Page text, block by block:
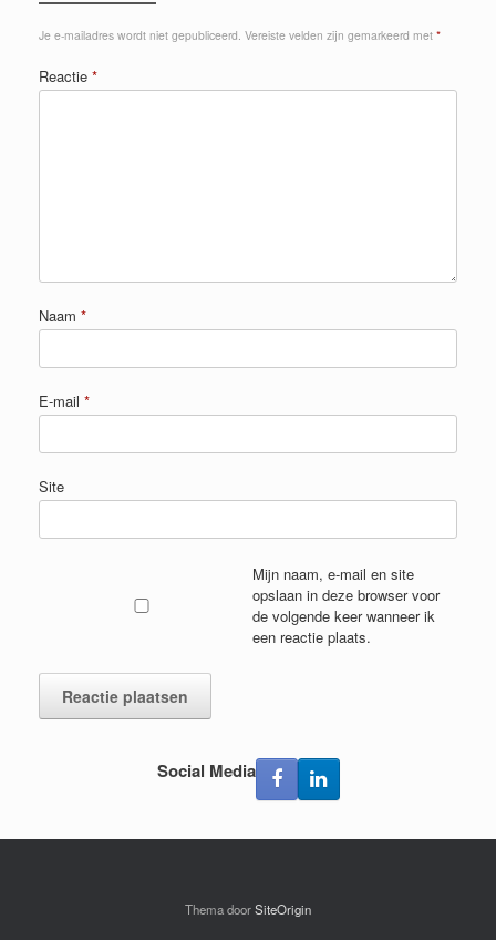
Je e-mailadres wordt niet gepubliceerd. Vereiste velden zijn gemarkeerd met *
Reactie *
Naam *
E-mail *
Site
Mijn naam, e-mail en site
opslaan in deze browser voor
de volgende keer wanneer ik
een reactie plaats.
Social Media
Thema doorSiteOrigin